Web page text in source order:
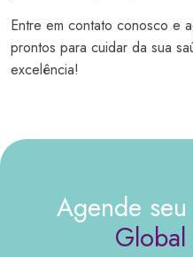
Entre em contato conosco e
prontos para cuidar da sua
excelência!
Agende
Global